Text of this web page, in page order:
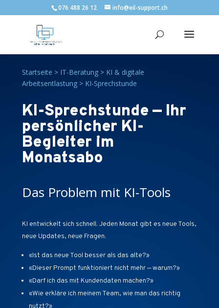
076 488 26 12 info@eil-support.ch
Startseite > IT-Beratung> KI & digitale
Arbeitsentlastung> KI-Sprechstunde
KI-Sprechstunde — Ihr
persönlicher KI-
Begleiter im
Monatsabo
Das Problem mit KI-Tools
KI entwickelt sich schnell. Jeden Monat gibt es neue Tools,
neue Updates, neue Fragen.
«Ist das neue Tool besser als das alte?»
«Dieser Prompt funktioniert nicht mehr — warum?»
«Darf ich das mit Kundendaten machen?»
«Wie erkläre ich meinem Team, wie man das richtig
nutzt?»